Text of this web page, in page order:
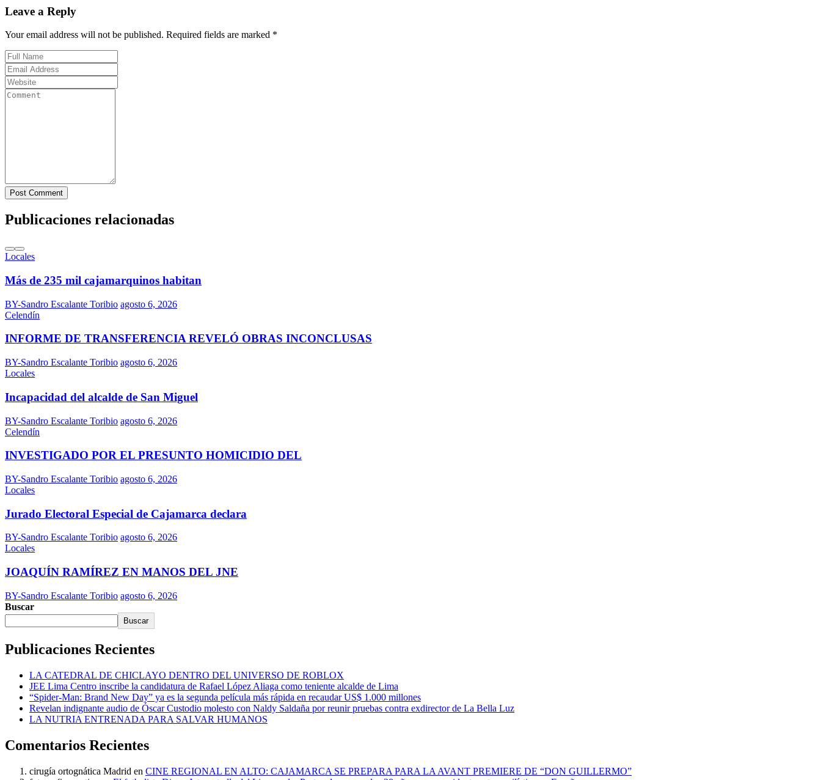
Leave a Reply
Your email address will not be published. Required fields are marked *
Post Comment
Publicaciones relacionadas
Locales
Más de 235 mil cajamarquinos habitan
BY-Sandro Escalante Toribio agosto 6, 2026
Celendín
INFORME DE TRANSFERENCIA REVELÓ OBRAS INCONCLUSAS
BY-Sandro Escalante Toribio agosto 6, 2026
Locales
Incapacidad del alcalde de San Miguel
BY-Sandro Escalante Toribio agosto 6, 2026
Celendín
INVESTIGADO POR EL PRESUNTO HOMICIDIO DEL
BY-Sandro Escalante Toribio agosto 6, 2026
Locales
Jurado Electoral Especial de Cajamarca declara
BY-Sandro Escalante Toribio agosto 6, 2026
Locales
JOAQUÍN RAMÍREZ EN MANOS DEL JNE
BY-Sandro Escalante Toribio agosto 6, 2026
Buscar
Buscar
Publicaciones Recientes
LA CATEDRAL DE CHICLAYO DENTRO DEL UNIVERSO DE ROBLOX
JEE Lima Centro inscribe la candidatura de Rafael López Aliaga como teniente alcalde de Lima
“Spider-Man: Brand New Day” ya es la segunda película más rápida en recaudar US$ 1.000 millones
Revelan indignante audio de Óscar Custodio molesto con Naldy Saldaña por reunir pruebas contra exdirector de La Bella Luz
LA NUTRIA ENTRENADA PARA SALVAR HUMANOS
Comentarios Recientes
cirugía ortognática Madrid en CINE REGIONAL EN ALTO: CAJAMARCA SE PREPARA PARA LA AVANT PREMIERE DE “DON GUILLERMO”